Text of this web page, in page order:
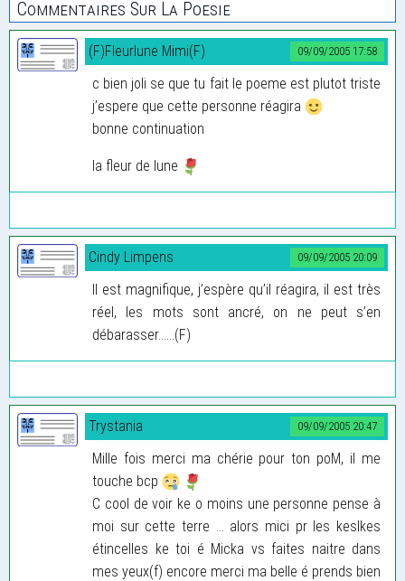
Commentaires Sur La Poesie
09/09/2005 17:58
(F)Fleurlune Mimi(F)
c bien joli se que tu fait le poeme est plutot triste
j’espere que cette personne réagira
bonne continuation
la fleur de lune
09/09/2005 20:09
Cindy Limpens
Il est magnifique, j’espère qu’il réagira, il est très
réel, les mots sont ancré, on ne peut s’en
débarasser......(F)
09/09/2005 20:47
Trystania
Mille fois merci ma chérie pour ton poM, il me
touche bcp
C cool de voir ke o moins une personne pense à
moi sur cette terre ... alors mici pr les keslkes
étincelles ke toi é Micka vs faites naitre dans
mes yeux(f) encore merci ma belle é prends bien